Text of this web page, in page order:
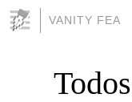
VANITY FEA